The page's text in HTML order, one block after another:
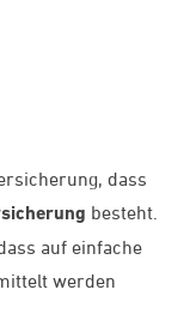
dass
besteht.
auf einfache
werden